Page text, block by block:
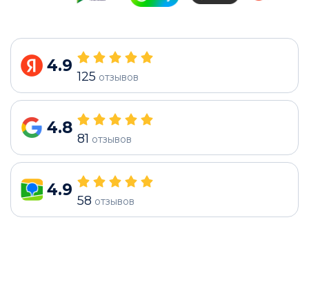
4.9
125 отзывов
4.8
81 отзывов
4.9
58 отзывов